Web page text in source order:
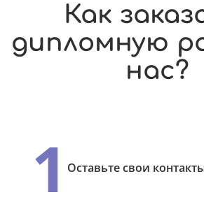
Как
дипломную
нас?
1 Оставьте свои